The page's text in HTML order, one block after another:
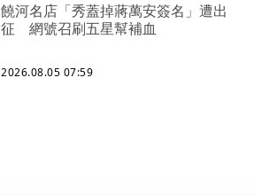
饒河名店「秀蓋掉蔣萬安簽名」遭出
征 網號召刷五星幫補血
2026.08.05 07:59